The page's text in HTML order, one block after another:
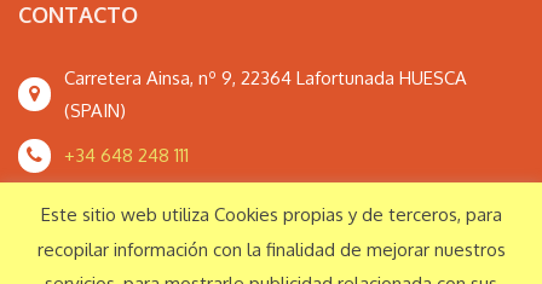
CONTACTO
Carretera Ainsa, nº 9, 22364 Lafortunada HUESCA
(SPAIN)
+34 648 248 111
Este sitio web utiliza Cookies propias y de terceros, para
recopilar información con la finalidad de mejorar nuestros